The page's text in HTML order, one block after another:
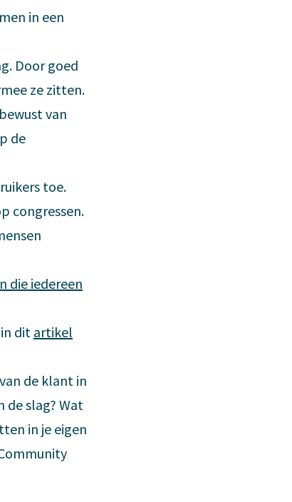
in een
Door goed
ze zitten.
van
de
toe.
congressen.
die iedereen
dit artikel
de klant in
de slag? Wat
in je eigen